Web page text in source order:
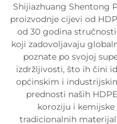
Shijiazhuang Shentong
proizvodnje cijevi od
od 30 godina
koji zadovoljavaju
poznate po svojoj
izdržljivosti, što ih čini
općinskim i
prednosti naših
koroziju i kemijske
tradicionalnih